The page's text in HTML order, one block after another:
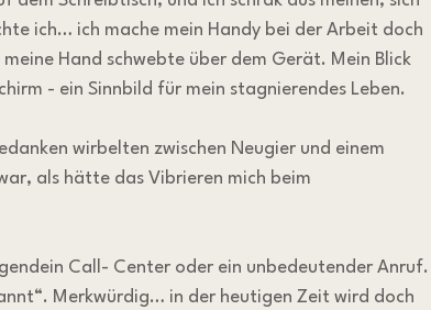
ich… ich mache mein Handy bei der Arbeit doch
Hand schwebte über dem Gerät. Mein Blick
- ein Sinnbild für mein stagnierendes Leben.
wirbelten zwischen Neugier und einem
als hätte das Vibrieren mich beim
Call- Center oder ein unbedeutender Anruf.
Merkwürdig… in der heutigen Zeit wird doch